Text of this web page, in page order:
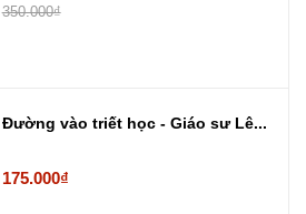
350.000₫
Đường vào triết học - Giáo sư Lê...
175.000₫